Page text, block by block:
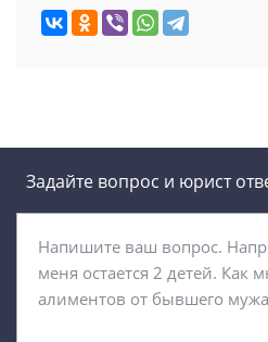
Задайте вопрос и юрист